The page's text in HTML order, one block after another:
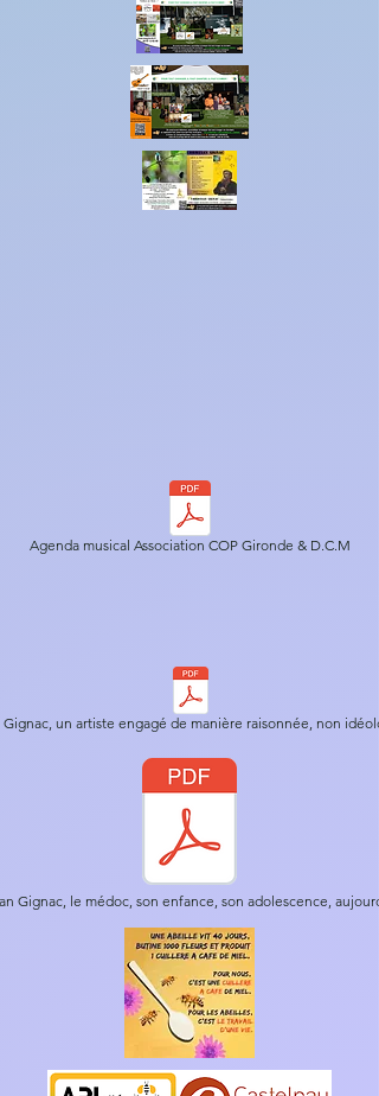
Agenda musical Association COP Gironde & D.C.M
un artiste engagé de manière raisonnée, non
Gignac, le médoc, son enfance, son adolescence,